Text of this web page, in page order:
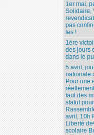
1er mai,
Solidaire,
pas
les !
1ère
des jours
dans le
5 avril,
nationale
Pour une
faut des
statut
avril, 10h
Liberté
scolaire